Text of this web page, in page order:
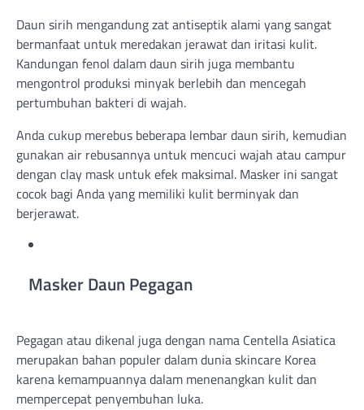
Daun sirih mengandung zat antiseptik alami yang sangat
bermanfaat untuk meredakan jerawat dan iritasi kulit.
Kandungan fenol dalam daun sirih juga membantu
mengontrol produksi minyak berlebih dan mencegah
pertumbuhan bakteri di wajah.
Anda cukup merebus beberapa lembar daun sirih, kemudian
gunakan air rebusannya untuk mencuci wajah atau campur
dengan clay mask untuk efek maksimal. Masker ini sangat
cocok bagi Anda yang memiliki kulit berminyak dan
berjerawat.
Masker Daun Pegagan
Pegagan atau dikenal juga dengan nama Centella Asiatica
merupakan bahan populer dalam dunia skincare Korea
karena kemampuannya dalam menenangkan kulit dan
mempercepat penyembuhan luka.